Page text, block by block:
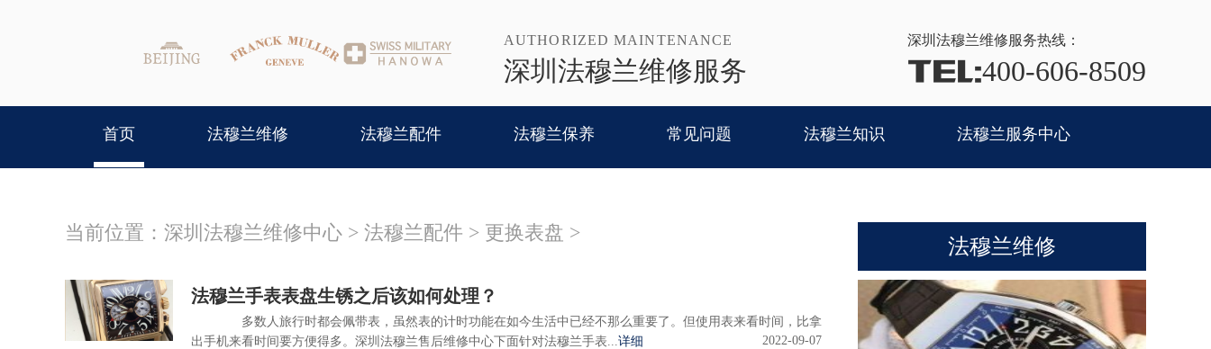
AUTHORIZED MAINTENANCE
深圳法穆兰维修服务
深圳法穆兰维修服务热线：
TEL:400-606-8509
首页 法穆兰维修 法穆兰配件 法穆兰保养 常见问题 法穆兰知识 法穆兰服务中心
当前位置： 深圳法穆兰维修中心 > 法穆兰配件 > 更换表盘 >
法穆兰手表表盘生锈之后该如何处理？
多数人旅行时都会佩带表，虽然表的计时功能在如今生活中已经不那么重要了。但使用表来看时间，比拿
出手机来看时间要方便得多。深圳法穆兰售后维修中心下面针对法穆兰手表...详细 2022-09-07
法穆兰维修